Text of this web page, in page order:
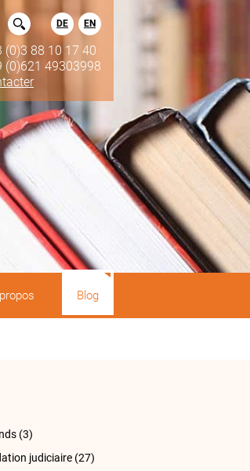
EN
DE
(0)3 88 10 17 40
(0)621 49303998
Blog
(3)
judiciaire (27)